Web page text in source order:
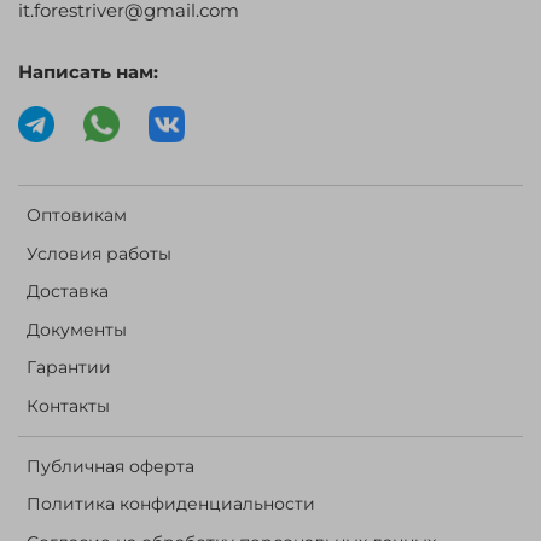
Оптовикам
Условия работы
Доставка
Документы
Гарантии
Контакты
Публичная оферта
Политика конфиденциальности
it.forestriver@gmail.com
Написать нам: